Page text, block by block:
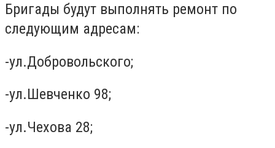
Бригады будут выполнять ремонт по
следующим адресам:
-ул.Добровольского;
-ул.Шевченко 98;
-ул.Чехова 28;